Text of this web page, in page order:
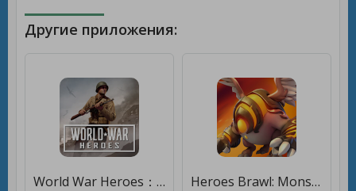
Другие приложения:
World War Heroes：Военный шутер [Много денег] Heroes Brawl: Monster Clash - Defense Zombies [Много денег]